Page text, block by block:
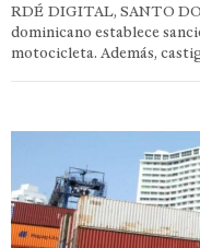
RDÉ DIGITAL, SANTO
dominicano establece
motocicleta. Además,